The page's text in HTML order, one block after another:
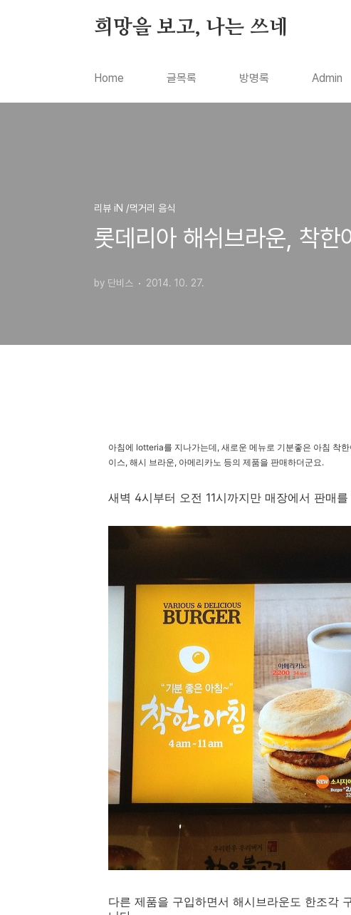
희망을 보고, 나는 쓰네
Home 글목록 방명록 Admin
리뷰 iN /먹거리 음식
롯데리아 해쉬브라운, 착한
by 단비스 2014. 10. 27.
아침에 lotteria를 지나가는데, 새로운 메뉴로 기분좋은 아침 착
이스, 해시 브라운, 아메리카노 등의 제품을 판매하더군요.
새벽 4시부터 오전 11시까지만 매장에서 판매
다른 제품을 구입하면서 해시브라운도 한조각